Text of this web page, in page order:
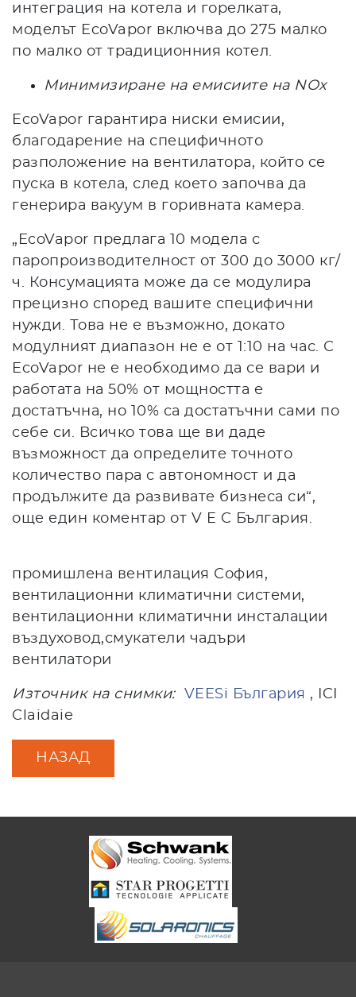
интеграция на котела и горелката,
моделът EcoVapor включва до 275 малко
по малко от традиционния котел.
Минимизиране на емисиите на NOx
EcoVapor гарантира ниски емисии,
благодарение на специфичното
разположение на вентилатора, който се
пуска в котела, след което започва да
генерира вакуум в горивната камера.
„EcoVapor предлага 10 модела с
паропроизводителност от 300 до 3000 кг/
ч. Консумацията може да се модулира
прецизно според вашите специфични
нужди. Това не е възможно, докато
модулният диапазон не е от 1:10 на час. С
EcoVapor не е необходимо да се вари и
работата на 50% от мощността е
достатъчна, но 10% са достатъчни сами по
себе си. Всичко това ще ви даде
възможност да определите точното
количество пара с автономност и да
продължите да развивате бизнеса си“,
още един коментар от V E C България.
промишлена вентилация София,
вентилационни климатични системи,
вентилационни климатични инсталации
въздуховод,смукатели чадъри
вентилатори
Източник на снимки: VEESi България , ICI
Claidaie
НАЗАД